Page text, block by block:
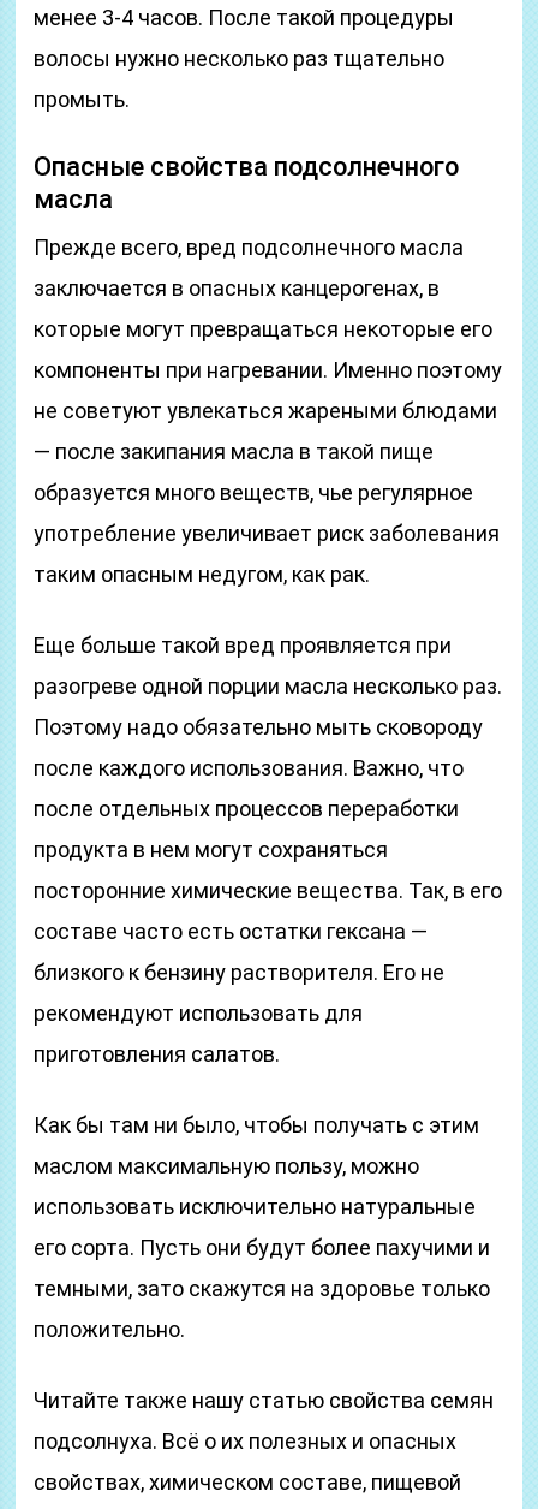
менее 3-4 часов. После такой процедуры
волосы нужно несколько раз тщательно
промыть.
Опасные свойства подсолнечного
масла
Прежде всего, вред подсолнечного масла
заключается в опасных канцерогенах, в
которые могут превращаться некоторые его
компоненты при нагревании. Именно поэтому
не советуют увлекаться жареными блюдами
— после закипания масла в такой пище
образуется много веществ, чье регулярное
употребление увеличивает риск заболевания
таким опасным недугом, как рак.
Еще больше такой вред проявляется при
разогреве одной порции масла несколько раз.
Поэтому надо обязательно мыть сковороду
после каждого использования. Важно, что
после отдельных процессов переработки
продукта в нем могут сохраняться
посторонние химические вещества. Так, в его
составе часто есть остатки гексана —
близкого к бензину растворителя. Его не
рекомендуют использовать для
приготовления салатов.
Как бы там ни было, чтобы получать с этим
маслом максимальную пользу, можно
использовать исключительно натуральные
его сорта. Пусть они будут более пахучими и
темными, зато скажутся на здоровье только
положительно.
Читайте также нашу статью свойства семян
подсолнуха. Всё о их полезных и опасных
свойствах, химическом составе, пищевой